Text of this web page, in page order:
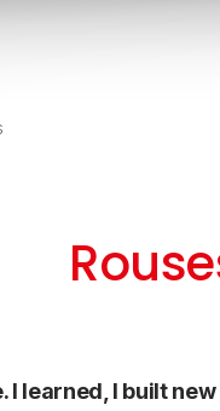
I learned, I built